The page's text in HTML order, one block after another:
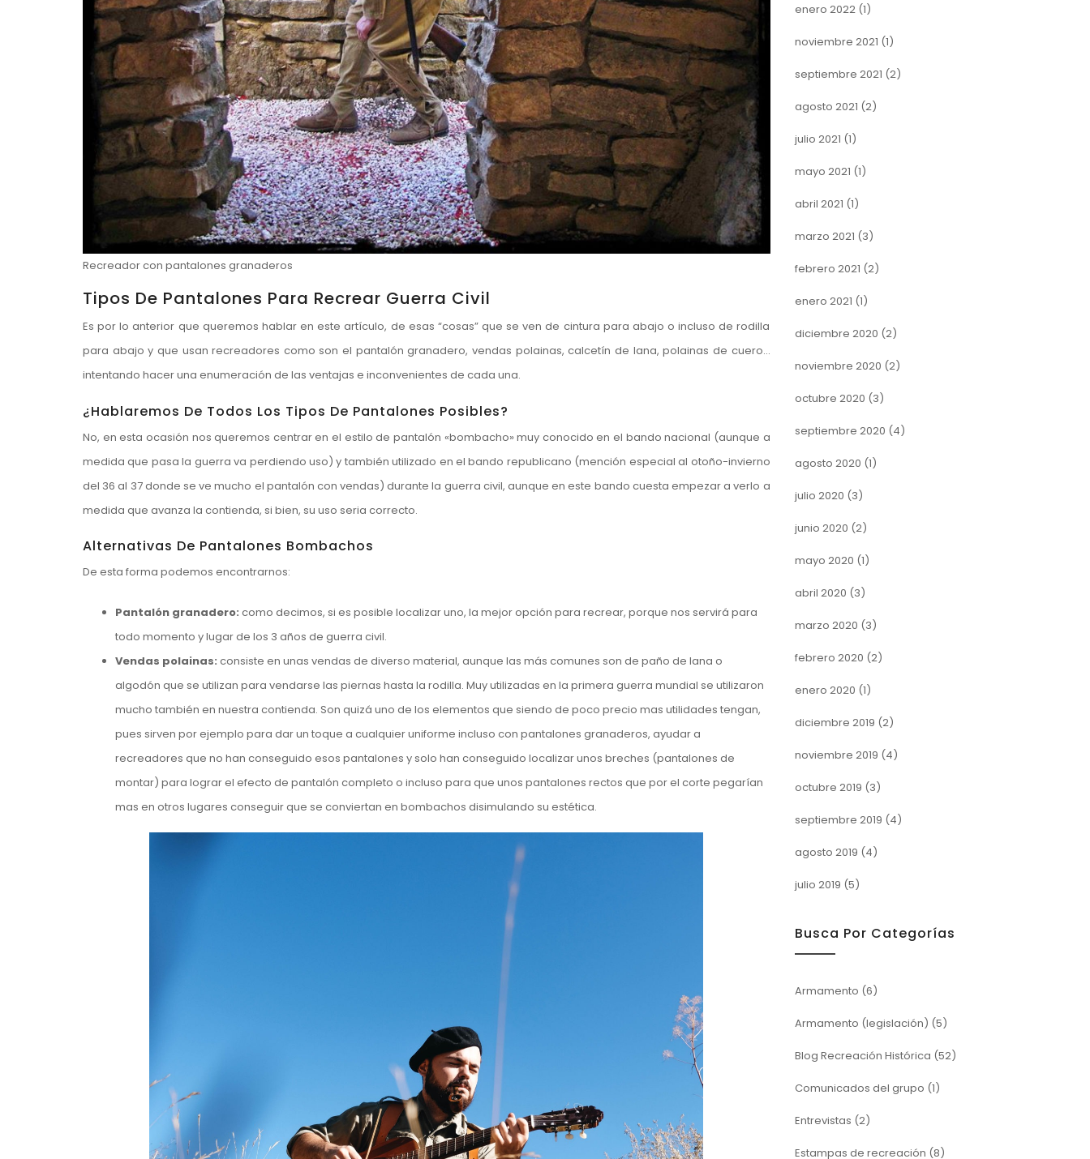
Recreador con pantalones granaderos
Tipos De Pantalones Para Recrear Guerra Civil
Es por lo anterior que queremos hablar en este artículo, de esas “cosas” que se ven de cintura para abajo o incluso de rodilla
para abajo y que usan recreadores como son el pantalón granadero, vendas polainas, calcetín de lana, polainas de cuero…
intentando hacer una enumeración de las ventajas e inconvenientes de cada una.
¿Hablaremos De Todos Los Tipos De Pantalones Posibles?
No, en esta ocasión nos queremos centrar en el estilo de pantalón «bombacho» muy conocido en el bando nacional (aunque a
medida que pasa la guerra va perdiendo uso) y también utilizado en el bando republicano (mención especial al otoño-invierno
del 36 al 37 donde se ve mucho el pantalón con vendas) durante la guerra civil, aunque en este bando cuesta empezar a verlo a
medida que avanza la contienda, si bien, su uso seria correcto.
Alternativas De Pantalones Bombachos
De esta forma podemos encontrarnos:
Pantalón granadero: como decimos, si es posible localizar uno, la mejor opción para recrear, porque nos servirá para
todo momento y lugar de los 3 años de guerra civil.
Vendas polainas: consiste en unas vendas de diverso material, aunque las más comunes son de paño de lana o
algodón que se utilizan para vendarse las piernas hasta la rodilla. Muy utilizadas en la primera guerra mundial se utilizaron
mucho también en nuestra contienda. Son quizá uno de los elementos que siendo de poco precio mas utilidades tengan,
pues sirven por ejemplo para dar un toque a cualquier uniforme incluso con pantalones granaderos, ayudar a
recreadores que no han conseguido esos pantalones y solo han conseguido localizar unos breches (pantalones de
montar) para lograr el efecto de pantalón completo o incluso para que unos pantalones rectos que por el corte pegarían
mas en otros lugares conseguir que se conviertan en bombachos disimulando su estética.
enero 2022(1)
noviembre 2021 (1)
septiembre 2021 (2)
agosto 2021 (2)
julio 2021 (1)
mayo 2021 (1)
abril 2021 (1)
marzo 2021 (3)
febrero 2021 (2)
enero 2021 (1)
diciembre 2020 (2)
noviembre 2020 (2)
octubre 2020 (3)
septiembre 2020 (4)
agosto 2020 (1)
julio 2020 (3)
junio 2020 (2)
mayo 2020 (1)
abril 2020 (3)
marzo 2020 (3)
febrero 2020 (2)
enero 2020 (1)
diciembre 2019 (2)
noviembre 2019 (4)
octubre 2019 (3)
septiembre 2019 (4)
agosto 2019 (4)
julio 2019 (5)
Busca Por Categorías
Armamento (6)
Armamento (legislación) (5)
Blog Recreación Histórica (52)
Comunicados del grupo (1)
Entrevistas (2)
Estampas de recreación (8)